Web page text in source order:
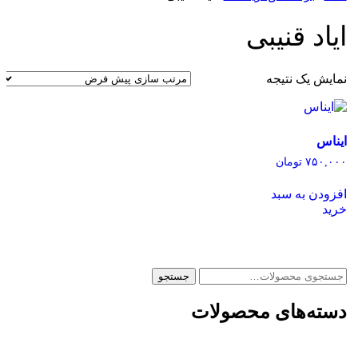
ایاد قنیبی
نمایش یک نتیجه
ایناس
۷۵۰,۰۰۰ تومان
افزودن به سبد
خرید
جستجو
جستجو
دسته‌های محصولات